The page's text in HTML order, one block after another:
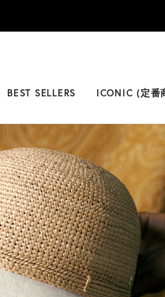
BEST SELLERS ICONIC (定番